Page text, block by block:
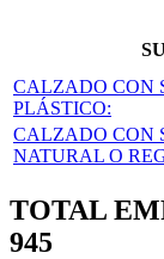
CALZADO CON
PLÁSTICO:
CALZADO CON
NATURAL O
TOTAL
945